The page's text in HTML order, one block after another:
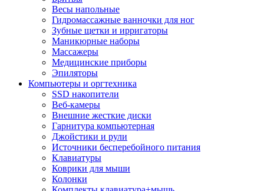
Весы напольные
Гидромассажные ванночки для ног
Зубные щетки и ирригаторы
Маникюрные наборы
Массажеры
Медицинские приборы
Эпиляторы
Компьютеры и оргтехника
SSD накопители
Веб-камеры
Внешние жесткие диски
Гарнитура компьютерная
Джойстики и рули
Источники бесперебойного питания
Клавиатуры
Коврики для мыши
Колонки